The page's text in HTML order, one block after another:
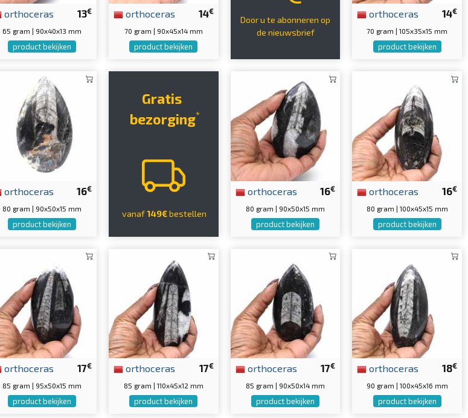
13€
orthoceras
65 gram | 90x40x13 mm
product bekijken
14€
orthoceras
70 gram | 90x45x14 mm
product bekijken
Door u te abonneren op
de nieuwsbrief
14€
orthoceras
70 gram | 105x35x15 mm
product bekijken
16€
orthoceras
80 gram | 90x50x15 mm
product bekijken
Gratis
bezorging*
vanaf149€bestellen
16€
orthoceras
80 gram | 90x50x15 mm
product bekijken
16€
orthoceras
80 gram | 100x45x15 mm
product bekijken
17€
orthoceras
85 gram | 95x50x15 mm
product bekijken
17€
orthoceras
85 gram | 110x45x12 mm
product bekijken
17€
orthoceras
85 gram | 90x50x14 mm
product bekijken
18€
orthoceras
90 gram | 100x45x16 mm
product bekijken